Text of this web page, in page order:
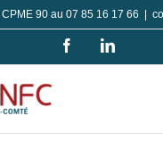
90 au 07 85 16 17 66
FacebookLinkedIn